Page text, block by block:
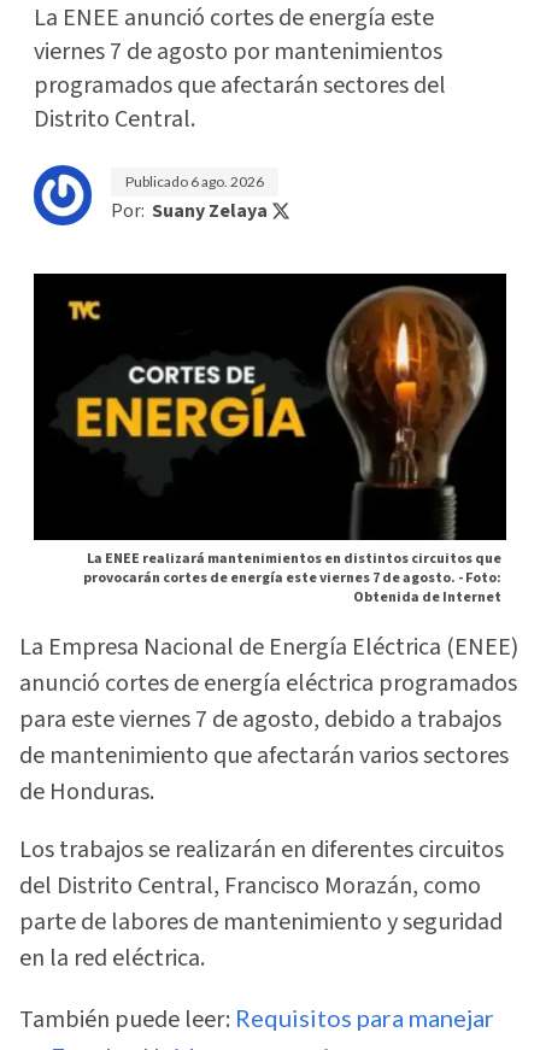
La ENEE anunció cortes de energía este
viernes 7 de agosto por mantenimientos
programados que afectarán sectores del
Distrito Central.
Publicado 6 ago. 2026
Por: Suany Zelaya
La ENEE realizará mantenimientos en distintos circuitos que
provocarán cortes de energía este viernes 7 de agosto. -Foto:
Obtenida de Internet
La Empresa Nacional de Energía Eléctrica (ENEE)
anunció cortes de energía eléctrica programados
para este viernes 7 de agosto, debido a trabajos
de mantenimiento que afectarán varios sectores
de Honduras.
Los trabajos se realizarán en diferentes circuitos
del Distrito Central, Francisco Morazán, como
parte de labores de mantenimiento y seguridad
en la red eléctrica.
También puede leer: Requisitos para manejar